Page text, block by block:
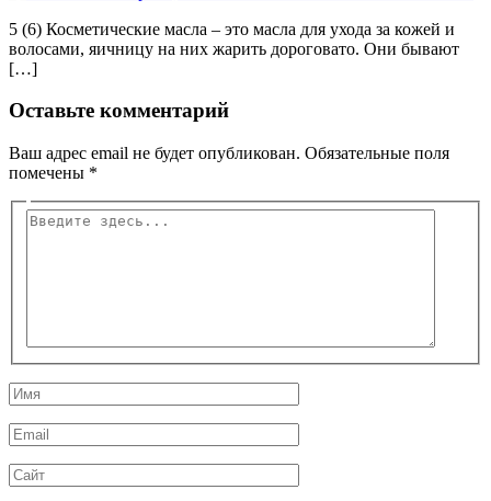
5 (6) Косметические масла – это масла для ухода за кожей и
волосами, яичницу на них жарить дороговато. Они бывают
[…]
Оставьте комментарий
Ваш адрес email не будет опубликован. Обязательные поля
помечены *
Введите
Имя
Email
Сайт